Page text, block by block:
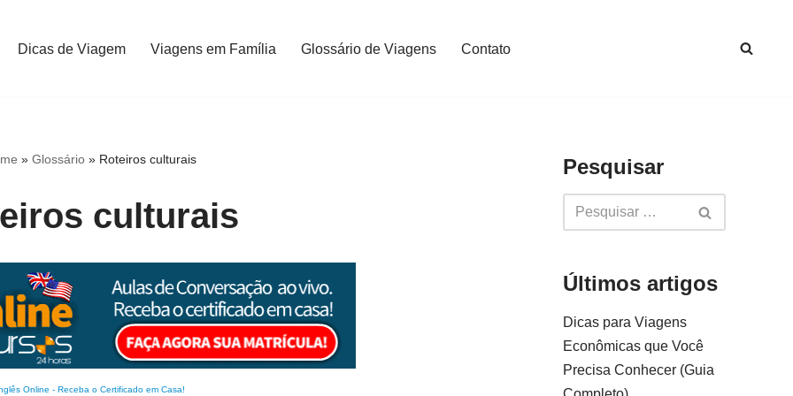
Dicas de Viagem Viagens em Família Glossário de Viagens Contato
» Glossário» Roteiros culturais
culturais
Online - Receba o Certificado em Casa!
Pesquisar
Últimos artigos
Dicas para Viagens
Econômicas que Você
Precisa Conhecer (Guia